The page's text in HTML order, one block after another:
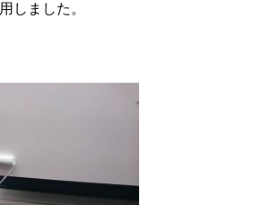
しました。